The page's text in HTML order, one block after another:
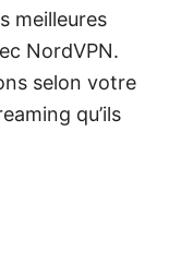
meilleures
NordVPN.
selon votre
qu’ils